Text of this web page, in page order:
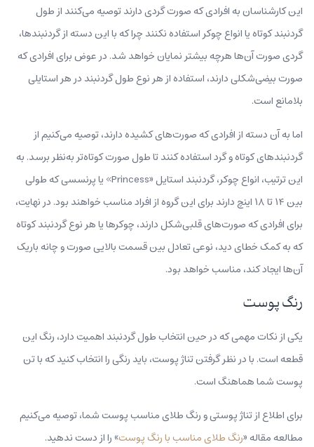
این کارشناسان به افرادی که صورت گردی دارند توصیه می‌کنند از طول
گردنبند کوتاه یا انواع چوکر استفاده نکنند چرا که با این دسته از گردنبندها،
گردی صورت آن‌ها هرچه بیشتر نمایان خواهد شد. در عوض برای افرادی که
صورت بیضی‌شکلی دارند، استفاده از هر نوع طول گردنبند در هر استایلی
بلامانع است.
اما به آن دسته از افرادی که صورت‌های کشیده دارند، توصیه می‌کنیم از
گردنبندهای کوتاه و گرد استفاده کنند تا طول صورت کوتاه‌تر به‌نظر برسد. به
این ترتیب، انواع چوکر، گردنبند استایل «Princess» یا پرنسسی که طولی
بین ۱۴ تا ۱۸ اینچ دارند برای این گروه از افراد مناسب خواهند بود. در نهایت،
برای افرادی که صورت‌های قلبی‌شکل دارند، چوکرها یا هر نوع گردنبند کوتاه
که به کمک خطای دید، نوعی تعادل بین قسمت بالایی صورت و چانه باریک
آن‌ها ایجاد کند، مناسب خواهد بود.
رنگ پوست
یکی از نکات مهمی که در حین انتخاب طول گردنبند اهمیت دارد، رنگ این
قطعه است. با در نظر گرفتن تناژ پوست، باید رنگی را انتخاب کنید که با تن
پوست شما هماهنگ است.
برای اطلاع از تناژ پوستی و رنگ طلای مناسب پوست شما، توصیه می‌کنیم
مطالعه مقاله «رنگ طلای مناسب با رنگ پوست» را از دست ندهید.